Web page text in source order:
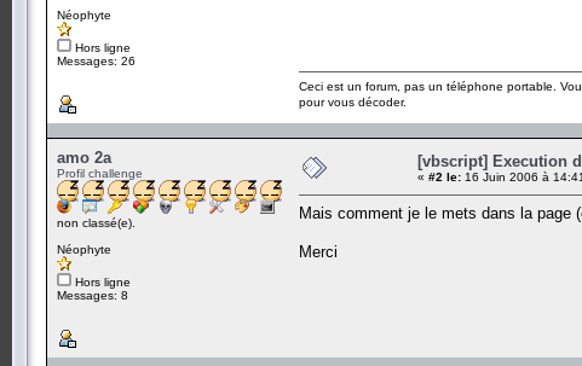
Néophyte
Hors ligne
Messages: 26
Ceci est un forum, pas un téléphone portable.
pour vous décoder.
amo 2a
Profil challenge
non classé(e).
Néophyte
Hors ligne
Messages: 8
[vbscript] Execution
« #2 le: 16 Juin 2006 à
Mais comment je le mets dans la page
Merci